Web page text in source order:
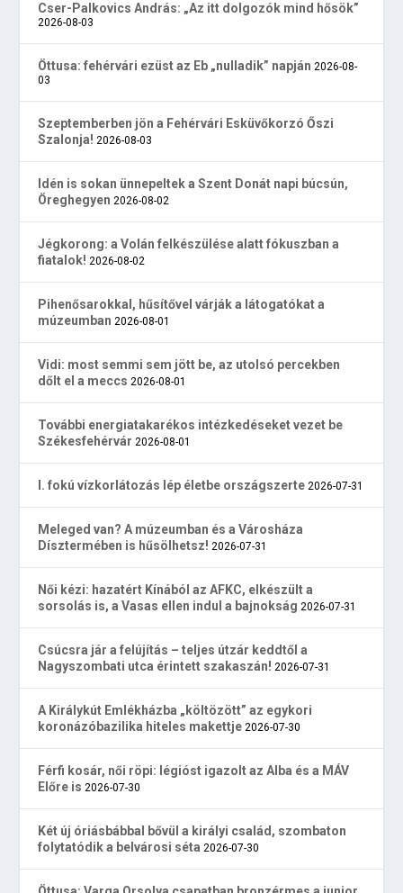
Cser-Palkovics András: „Az itt dolgozók mind hősök”
2026-08-03
Öttusa: fehérvári ezüst az Eb „nulladik” napján 2026-08-
03
Szeptemberben jön a Fehérvári Esküvőkorzó Őszi
Szalonja! 2026-08-03
Idén is sokan ünnepeltek a Szent Donát napi búcsún,
Öreghegyen 2026-08-02
Jégkorong: a Volán felkészülése alatt fókuszban a
fiatalok! 2026-08-02
Pihenősarokkal, hűsítővel várják a látogatókat a
múzeumban 2026-08-01
Vidi: most semmi sem jött be, az utolsó percekben
dőlt el a meccs 2026-08-01
További energiatakarékos intézkedéseket vezet be
Székesfehérvár 2026-08-01
I. fokú vízkorlátozás lép életbe országszerte 2026-07-31
Meleged van? A múzeumban és a Városháza
Dísztermében is hűsölhetsz! 2026-07-31
Női kézi: hazatért Kínából az AFKC, elkészült a
sorsolás is, a Vasas ellen indul a bajnokság 2026-07-31
Csúcsra jár a felújítás – teljes útzár keddtől a
Nagyszombati utca érintett szakaszán! 2026-07-31
A Királykút Emlékházba „költözött” az egykori
koronázóbazilika hiteles makettje 2026-07-30
Férfi kosár, női röpi: légióst igazolt az Alba és a MÁV
Előre is 2026-07-30
Két új óriásbábbal bővül a királyi család, szombaton
folytatódik a belvárosi séta 2026-07-30